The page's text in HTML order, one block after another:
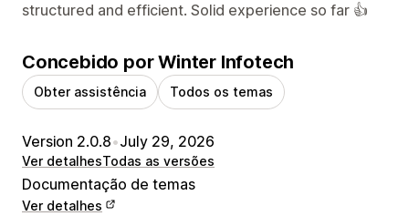
structured and efficient. Solid experience so far 👍
Concebido por Winter Infotech
Obter assistência Todos os temas
Version 2.0.8•July 29, 2026
Ver detalhesTodas as versões
Documentação de temas
Ver detalhes